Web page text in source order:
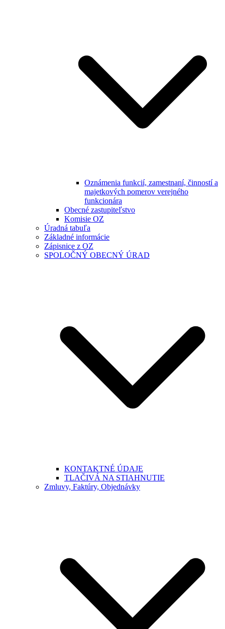
Oznámenia funkcií, zamestnaní, činností a
majetkových pomerov verejného
funkcionára
Obecné zastupiteľstvo
Komisie OZ
Úradná tabuľa
Základné informácie
Zápisnice z OZ
SPOLOČNÝ OBECNÝ ÚRAD
KONTAKTNÉ ÚDAJE
TLAČIVÁ NA STIAHNUTIE
Zmluvy, Faktúry, Objednávky